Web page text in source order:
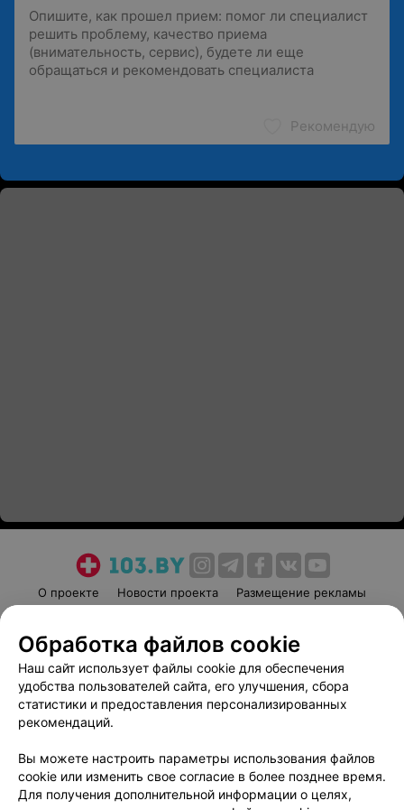
Рекомендую
О проекте Новости проекта
Размещение рекламы
Пользовательское соглашение
Способы оплаты
Вакансии
Партнеры
Написать руководителю 103.by
Обработка персональных данных
Обработка файлов cookie
Наш сайт использует файлы cookie для обеспечения
удобства пользователей сайта, его улучшения, сбора
статистики и предоставления персонализированных
рекомендаций.
Вы можете настроить параметры использования файлов
cookie или изменить свое согласие в более позднее время.
Для получения дополнительной информации о целях,